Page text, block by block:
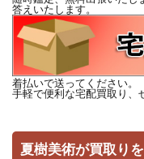
答えいたします。
着払いで送ってください。
手軽で便利な宅配買取り、
夏樹美術が買取り